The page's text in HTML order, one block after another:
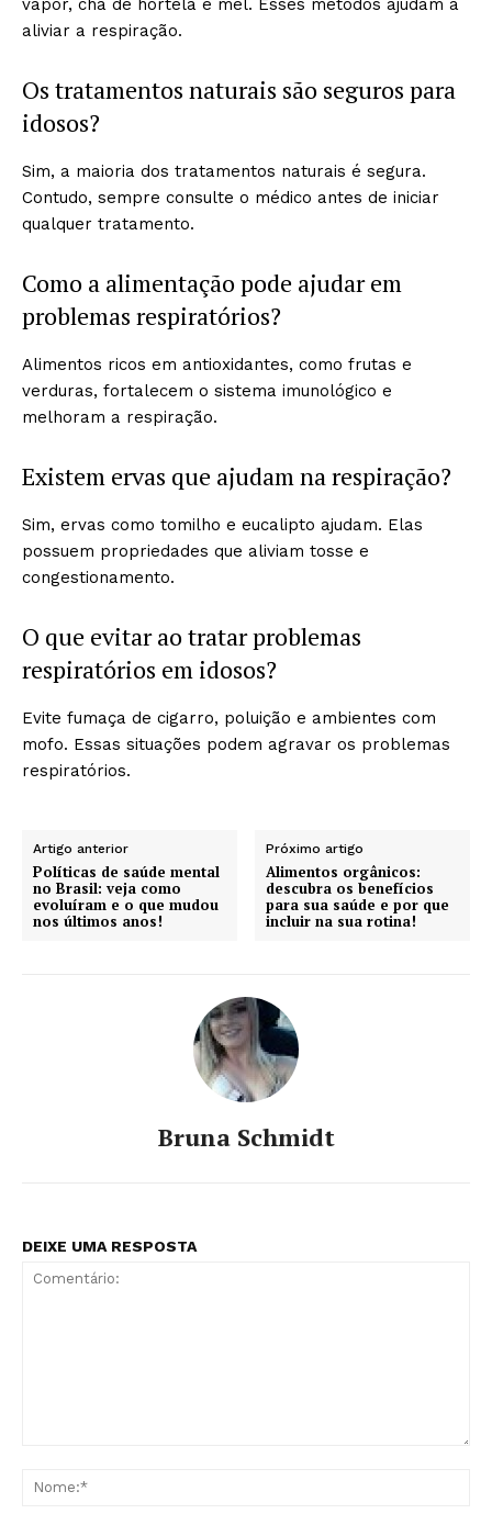
vapor, chá de hortelã e mel. Esses métodos ajudam a
aliviar a respiração.
Os tratamentos naturais são seguros para
idosos?
Sim, a maioria dos tratamentos naturais é segura.
Contudo, sempre consulte o médico antes de iniciar
qualquer tratamento.
Como a alimentação pode ajudar em
problemas respiratórios?
Alimentos ricos em antioxidantes, como frutas e
verduras, fortalecem o sistema imunológico e
melhoram a respiração.
Existem ervas que ajudam na respiração?
Sim, ervas como tomilho e eucalipto ajudam. Elas
possuem propriedades que aliviam tosse e
congestionamento.
O que evitar ao tratar problemas
respiratórios em idosos?
Evite fumaça de cigarro, poluição e ambientes com
mofo. Essas situações podem agravar os problemas
respiratórios.
Artigo anterior
Políticas de saúde mental
no Brasil: veja como
evoluíram e o que mudou
nos últimos anos!
Próximo artigo
Alimentos orgânicos:
descubra os benefícios
para sua saúde e por que
incluir na sua rotina!
Bruna Schmidt
DEIXE UMA RESPOSTA